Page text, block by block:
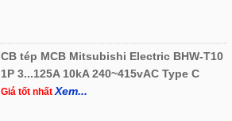
CB tép MCB Mitsubishi Electric BHW-T10
1P 3...125A 10kA 240~415vAC Type C
Giá tốt nhấtXem...